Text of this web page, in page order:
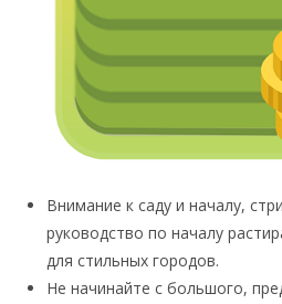
Внимание к саду и началу,
руководство по началу
для стильных городов.
Не начинайте с большого,